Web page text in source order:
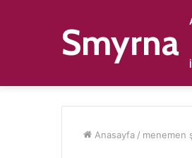
Smyrna
Anasayfa / menemen